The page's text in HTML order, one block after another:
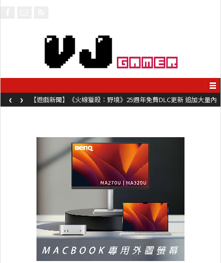
【遊戲新聞】《火線獵殺：野境》25週年免費DLC更新 追加大量內
容同時系舊作限時超平價折扣
‹ ›